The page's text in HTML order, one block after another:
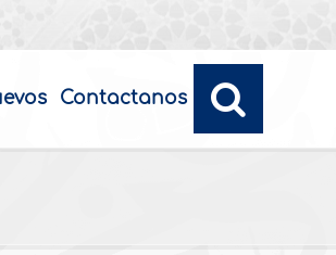
Contactanos